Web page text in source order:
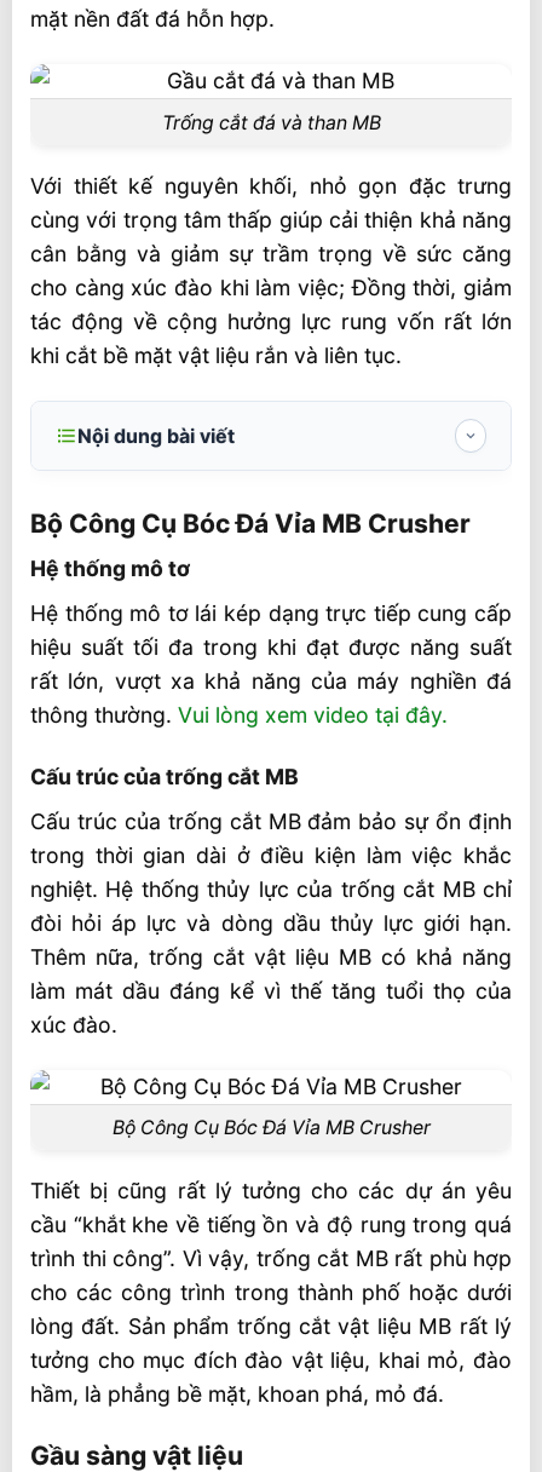
mặt nền đất đá hỗn hợp.
Trống cắt đá và than MB
Với thiết kế nguyên khối, nhỏ gọn đặc trưng
cùng với trọng tâm thấp giúp cải thiện khả năng
cân bằng và giảm sự trầm trọng về sức căng
cho càng xúc đào khi làm việc; Đồng thời, giảm
tác động về cộng hưởng lực rung vốn rất lớn
khi cắt bề mặt vật liệu rắn và liên tục.
Nội dung bài viết
Hệ thống mô tơ
Cấu trúc của trống cắt MB
Gầu sàng vật liệu
MB CRUSHER là sản phẩm số 1 THẾ GIỚI
Mua hàng MB Crusher tại việt nam
Bộ Công Cụ Bóc Đá Vỉa MB Crusher
Hệ thống mô tơ
Hệ thống mô tơ lái kép dạng trực tiếp cung cấp
hiệu suất tối đa trong khi đạt được năng suất
rất lớn, vượt xa khả năng của máy nghiền đá
thông thường. Vui lòng xem video tại đây.
Cấu trúc của trống cắt MB
Cấu trúc của trống cắt MB đảm bảo sự ổn định
trong thời gian dài ở điều kiện làm việc khắc
nghiệt. Hệ thống thủy lực của trống cắt MB chỉ
đòi hỏi áp lực và dòng dầu thủy lực giới hạn.
Thêm nữa, trống cắt vật liệu MB có khả năng
làm mát dầu đáng kể vì thế tăng tuổi thọ của
xúc đào.
Bộ Công Cụ Bóc Đá Vỉa MB Crusher
Thiết bị cũng rất lý tưởng cho các dự án yêu
cầu “khắt khe về tiếng ồn và độ rung trong quá
trình thi công”. Vì vậy, trống cắt MB rất phù hợp
cho các công trình trong thành phố hoặc dưới
lòng đất. Sản phẩm trống cắt vật liệu MB rất lý
tưởng cho mục đích đào vật liệu, khai mỏ, đào
hầm, là phẳng bề mặt, khoan phá, mỏ đá.
Gầu sàng vật liệu